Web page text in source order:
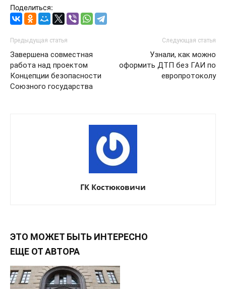
Поделиться:
Предыдущая статья
Завершена совместная
работа над проектом
Концепции безопасности
Союзного государства
Следующая статья
Узнали, как можно
оформить ДТП без ГАИ по
европротоколу
ГК Костюковичи
ЭТО МОЖЕТ БЫТЬ ИНТЕРЕСНО
ЕЩЕ ОТ АВТОРА